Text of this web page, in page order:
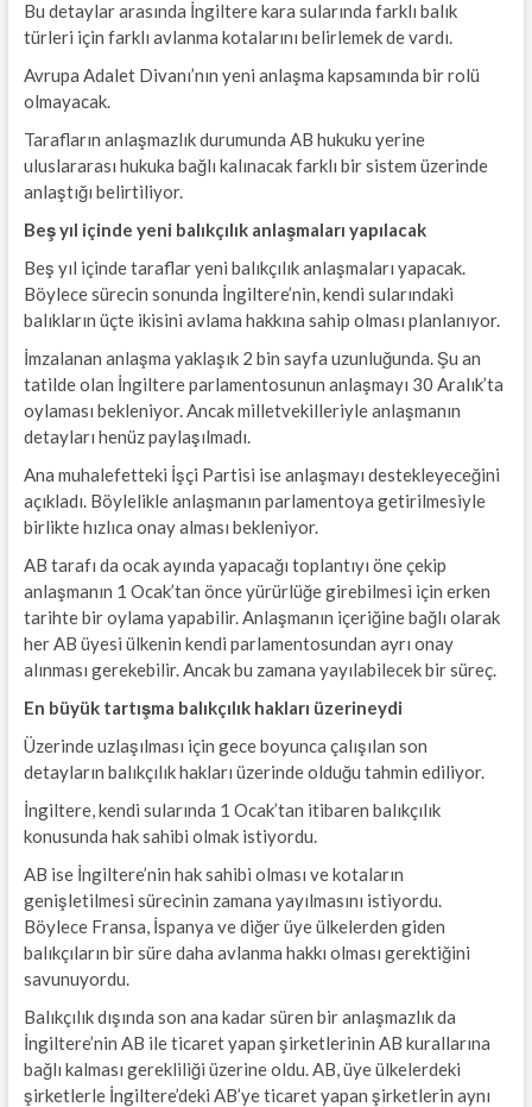
Bu detaylar arasında İngiltere kara sularında farklı balık
türleri için farklı avlanma kotalarını belirlemek de vardı.
Avrupa Adalet Divanı’nın yeni anlaşma kapsamında bir rolü
olmayacak.
Tarafların anlaşmazlık durumunda AB hukuku yerine
uluslararası hukuka bağlı kalınacak farklı bir sistem üzerinde
anlaştığı belirtiliyor.
Beş yıl içinde yeni balıkçılık anlaşmaları yapılacak
Beş yıl içinde taraflar yeni balıkçılık anlaşmaları yapacak.
Böylece sürecin sonunda İngiltere’nin, kendi sularındaki
balıkların üçte ikisini avlama hakkına sahip olması planlanıyor.
İmzalanan anlaşma yaklaşık 2 bin sayfa uzunluğunda. Şu an
tatilde olan İngiltere parlamentosunun anlaşmayı 30 Aralık’ta
oylaması bekleniyor. Ancak milletvekilleriyle anlaşmanın
detayları henüz paylaşılmadı.
Ana muhalefetteki İşçi Partisi ise anlaşmayı destekleyeceğini
açıkladı. Böylelikle anlaşmanın parlamentoya getirilmesiyle
birlikte hızlıca onay alması bekleniyor.
AB tarafı da ocak ayında yapacağı toplantıyı öne çekip
anlaşmanın 1 Ocak’tan önce yürürlüğe girebilmesi için erken
tarihte bir oylama yapabilir. Anlaşmanın içeriğine bağlı olarak
her AB üyesi ülkenin kendi parlamentosundan ayrı onay
alınması gerekebilir. Ancak bu zamana yayılabilecek bir süreç.
En büyük tartışma balıkçılık hakları üzerineydi
Üzerinde uzlaşılması için gece boyunca çalışılan son
detayların balıkçılık hakları üzerinde olduğu tahmin ediliyor.
İngiltere, kendi sularında 1 Ocak’tan itibaren balıkçılık
konusunda hak sahibi olmak istiyordu.
AB ise İngiltere’nin hak sahibi olması ve kotaların
genişletilmesi sürecinin zamana yayılmasını istiyordu.
Böylece Fransa, İspanya ve diğer üye ülkelerden giden
balıkçıların bir süre daha avlanma hakkı olması gerektiğini
savunuyordu.
Balıkçılık dışında son ana kadar süren bir anlaşmazlık da
İngiltere’nin AB ile ticaret yapan şirketlerinin AB kurallarına
bağlı kalması gerekliliği üzerine oldu. AB, üye ülkelerdeki
şirketlerle İngiltere’deki AB’ye ticaret yapan şirketlerin aynı